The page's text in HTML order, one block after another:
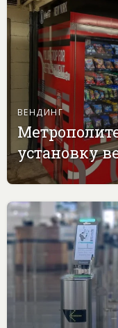
ВЕНДИНГ
установку